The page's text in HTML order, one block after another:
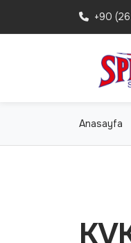
+90
Anasayfa